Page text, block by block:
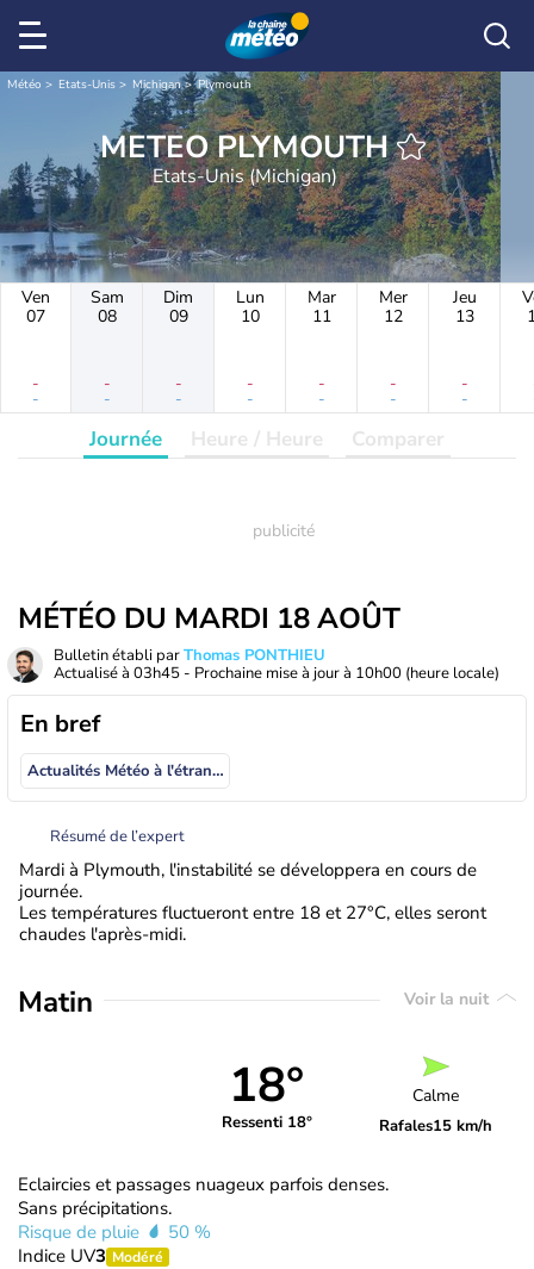
Météo Etats-Unis Michigan Plymouth
METEO PLYMOUTH
Etats-Unis (Michigan)
Ven
07
-
-
Sam
08
-
-
Dim
09
-
-
Lun
10
-
-
Mar
11
-
-
Mer
12
-
-
Jeu
13
-
-
Journée Heure / Heure Comparer
MÉTÉO DU MARDI 18 AOÛT
Bulletin établi parThomas PONTHIEU
Actualisé à 03h45 - Prochaine mise à jour à 10h00 (heure locale)
En bref
Actualités Météo à l'étranger
Résumé de l’expert
Mardi à Plymouth, l'instabilité se développera en cours de
journée.
Les températures fluctueront entre 18 et 27°C, elles seront
chaudes l'après-midi.
Matin Voir la nuit
18°
Ressenti 18°
Calme
Rafales15 km/h
Eclaircies et passages nuageux parfois denses.
Sans précipitations.
Risque de pluie
50 %
Indice UV3 Modéré